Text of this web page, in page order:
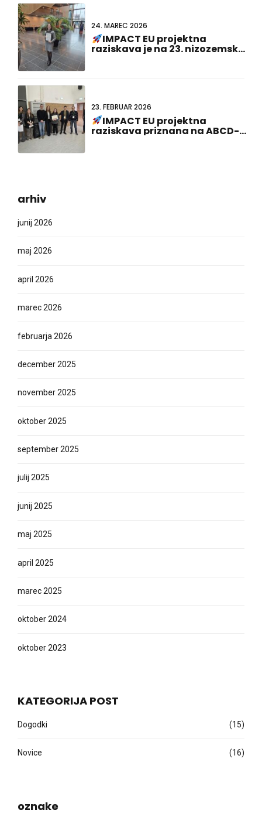
24. MAREC 2026
IMPACT EU projektna
raziskava je na 23. nizozemsko-
23. FEBRUAR 2026
IMPACT EU projektna
raziskava priznana na ABCD-
arhiv
junij 2026
maj 2026
april 2026
marec 2026
februarja 2026
december 2025
november 2025
oktober 2025
september 2025
julij 2025
junij 2025
maj 2025
april 2025
marec 2025
oktober 2024
oktober 2023
KATEGORIJA POST
Dogodki (15)
Novice (16)
oznake